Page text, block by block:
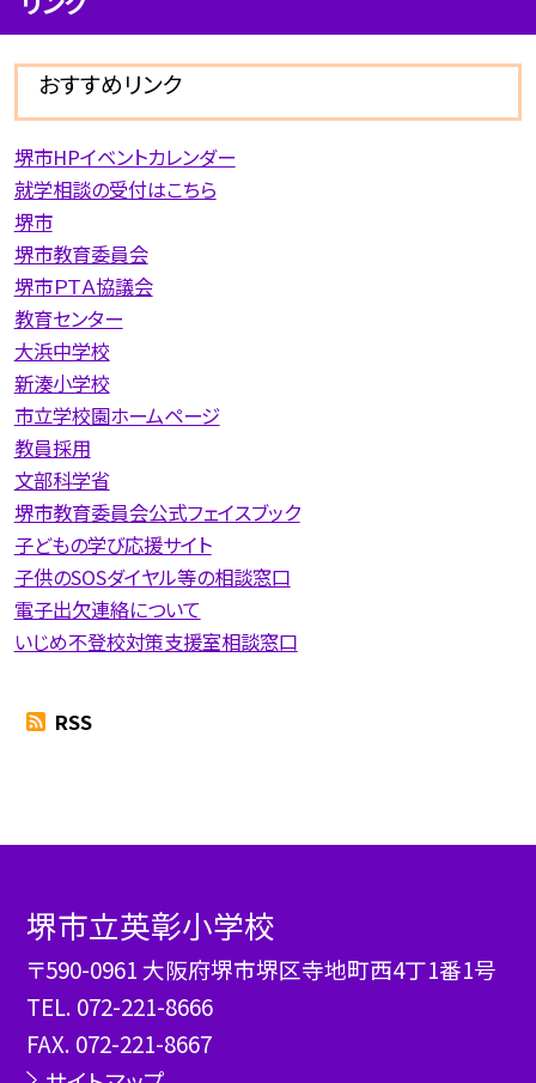
おすすめリンク
堺市HPイベントカレンダー
就学相談の受付はこちら
堺市
堺市教育委員会
堺市ＰＴＡ協議会
教育センター
大浜中学校
新湊小学校
市立学校園ホームページ
教員採用
文部科学省
堺市教育委員会公式フェイスブック
子どもの学び応援サイト
子供のSOSダイヤル等の相談窓口
電子出欠連絡について
いじめ不登校対策支援室相談窓口
RSS
堺市立英彰小学校
〒590-0961 大阪府堺市堺区寺地町西4丁1番1号
TEL. 072-221-8666
FAX. 072-221-8667